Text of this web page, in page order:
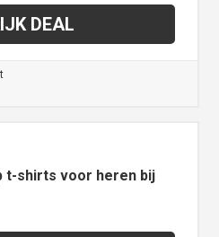
DEAL
t-shirts voor heren bij